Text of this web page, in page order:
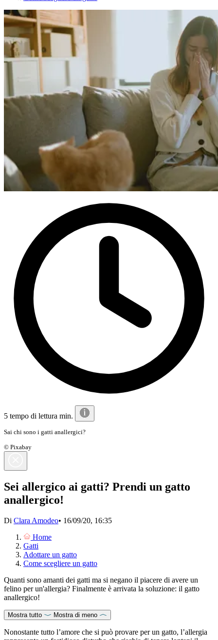
5 tempo di lettura min.
Sai chi sono i gatti anallergici?
© Pixabay
Sei allergico ai gatti? Prendi un gatto
anallergico!
Di Clara Amodeo• 16/09/20, 16:35
Home
Gatti
Adottare un gatto
Come scegliere un gatto
Quanti sono amanti dei gatti ma si negano il piacere di avere un
felino per un'allergia? Finalmente è arrivata la soluzione: il gatto
anallergico!
Mostra tutto Mostra di meno
Nonostante tutto l’amore che si può provare per un gatto, l’allergia